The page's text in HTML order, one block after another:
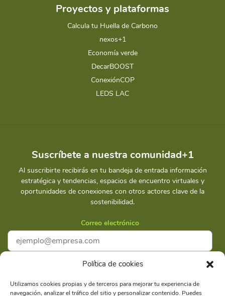
Política de cookies
Utilizamos cookies propias y de terceros para mejorar tu experiencia de
navegación, analizar el tráfico del sitio y personalizar contenido. Puedes
Proyectos y plataformas
Calcula tu Huella de Carbono
nexos+1
Economía verde
DecarBOOST
ConexiónCOP
LEDS LAC
Suscríbete a nuestra comunidad+1
Al suscribirte recibirás en tu bandeja de entrada información
estratégica y tendencias, espacios de encuentro virtuales y
oportunidades de conexiones con otros actores clave de la
sostenibilidad.
Correo electrónico
Acepto laPolítica de privacidad